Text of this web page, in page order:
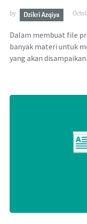
by Dzikri Azqiya
Dalam membuat file
banyak materi untuk
yang akan